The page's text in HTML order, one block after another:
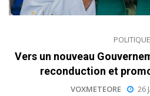
POLITIQUE
Vers un nouveau
reconduction et
VOXMETEORE 26